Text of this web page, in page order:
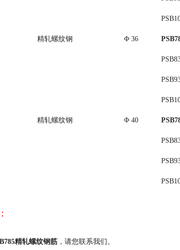
精轧螺纹钢 Φ 36
精轧螺纹钢 Φ 40
精轧螺纹钢筋 ，请您联系我们。